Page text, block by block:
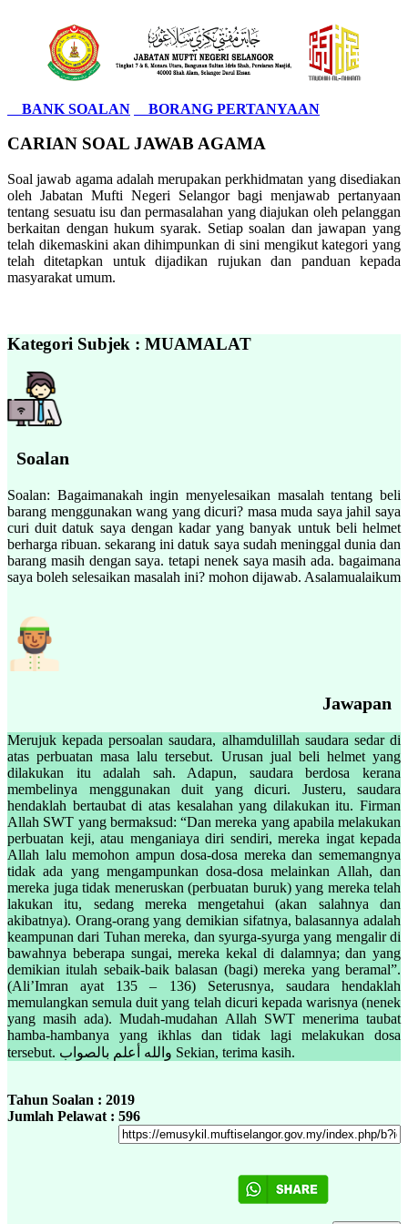
BANK SOALAN BORANG PERTANYAAN
CARIAN SOAL JAWAB AGAMA
Soal jawab agama adalah merupakan perkhidmatan yang disediakan
oleh Jabatan Mufti Negeri Selangor bagi menjawab pertanyaan
tentang sesuatu isu dan permasalahan yang diajukan oleh pelanggan
berkaitan dengan hukum syarak. Setiap soalan dan jawapan yang
telah dikemaskini akan dihimpunkan di sini mengikut kategori yang
telah ditetapkan untuk dijadikan rujukan dan panduan kepada
masyarakat umum.
Kategori Subjek : MUAMALAT
Soalan
Soalan: Bagaimanakah ingin menyelesaikan masalah tentang beli
barang menggunakan wang yang dicuri? masa muda saya jahil saya
curi duit datuk saya dengan kadar yang banyak untuk beli helmet
berharga ribuan. sekarang ini datuk saya sudah meninggal dunia dan
barang masih dengan saya. tetapi nenek saya masih ada. bagaimana
saya boleh selesaikan masalah ini? mohon dijawab. Asalamualaikum
Jawapan
Merujuk kepada persoalan saudara, alhamdulillah saudara sedar di
atas perbuatan masa lalu tersebut. Urusan jual beli helmet yang
dilakukan itu adalah sah. Adapun, saudara berdosa kerana
membelinya menggunakan duit yang dicuri. Justeru, saudara
hendaklah bertaubat di atas kesalahan yang dilakukan itu. Firman
Allah SWT yang bermaksud: “Dan mereka yang apabila melakukan
perbuatan keji, atau menganiaya diri sendiri, mereka ingat kepada
Allah lalu memohon ampun dosa-dosa mereka dan sememangnya
tidak ada yang mengampunkan dosa-dosa melainkan Allah, dan
mereka juga tidak meneruskan (perbuatan buruk) yang mereka telah
lakukan itu, sedang mereka mengetahui (akan salahnya dan
akibatnya). Orang-orang yang demikian sifatnya, balasannya adalah
keampunan dari Tuhan mereka, dan syurga-syurga yang mengalir di
bawahnya beberapa sungai, mereka kekal di dalamnya; dan yang
demikian itulah sebaik-baik balasan (bagi) mereka yang beramal”.
(Ali’Imran ayat 135 – 136) Seterusnya, saudara hendaklah
memulangkan semula duit yang telah dicuri kepada warisnya (nenek
yang masih ada). Mudah-mudahan Allah SWT menerima taubat
hamba-hambanya yang ikhlas dan tidak lagi melakukan dosa
tersebut. والله أعلم بالصواب Sekian, terima kasih.
Tahun Soalan : 2019
Jumlah Pelawat : 596